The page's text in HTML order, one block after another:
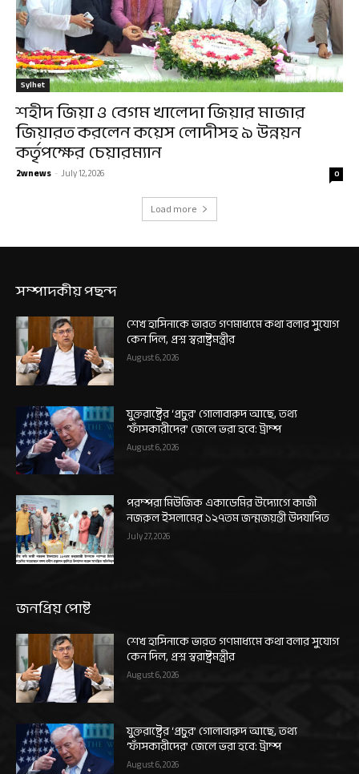
Sylhet
শহীদ জিয়া ও বেগম খালেদা জিয়ার মাজার
জিয়ারত করলেন কয়েস লোদীসহ ৯ উন্নয়ন
কর্তৃপক্ষের চেয়ারম্যান
2wnews -July 12, 2026 0
Load more
সম্পাদকীয় পছন্দ
শেখ হাসিনাকে ভারত গণমাধ্যমে কথা বলার সুযোগ
কেন দিল, প্রশ্ন স্বরাষ্ট্রমন্ত্রীর
August 6, 2026
যুক্তরাষ্ট্রের ‘প্রচুর’ গোলাবারুদ আছে, তথ্য
‘ফাঁসকারীদের’ জেলে ভরা হবে: ট্রাম্প
August 6, 2026
পরম্পরা মিউজিক একাডেমির উদ্যোগে কাজী
নজরুল ইসলামের ১২৭তম জন্মজয়ন্তী উদযাপিত
July 27, 2026
জনপ্রিয় পোষ্ট
শেখ হাসিনাকে ভারত গণমাধ্যমে কথা বলার সুযোগ
কেন দিল, প্রশ্ন স্বরাষ্ট্রমন্ত্রীর
August 6, 2026
যুক্তরাষ্ট্রের ‘প্রচুর’ গোলাবারুদ আছে, তথ্য
‘ফাঁসকারীদের’ জেলে ভরা হবে: ট্রাম্প
August 6, 2026